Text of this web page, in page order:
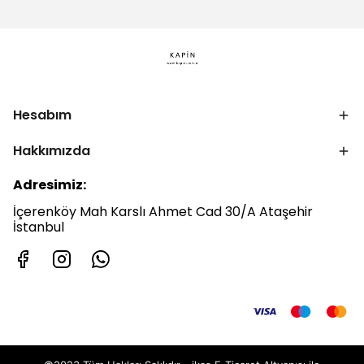
Hesabım
Hakkımızda
Adresimiz:
İçerenköy Mah Karslı Ahmet Cad 30/A Ataşehir
İstanbul